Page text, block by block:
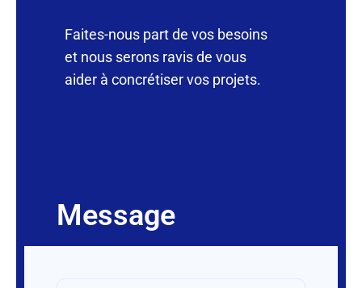
Faites-nous part de vos besoins
et nous serons ravis de vous
aider à concrétiser vos projets.
Message